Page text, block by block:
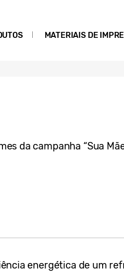
MATERIAIS DE
da campanha “Sua
energética de um